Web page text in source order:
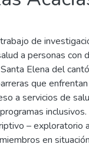
de
a personas con
Elena del
que
a servicios de
– exploratorio
en